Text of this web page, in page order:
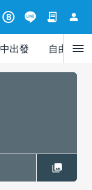
B contract person
出發 自由行menu